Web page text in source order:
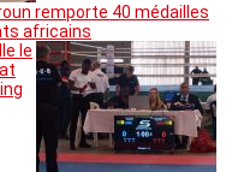
remporte 40 médailles
africains
le